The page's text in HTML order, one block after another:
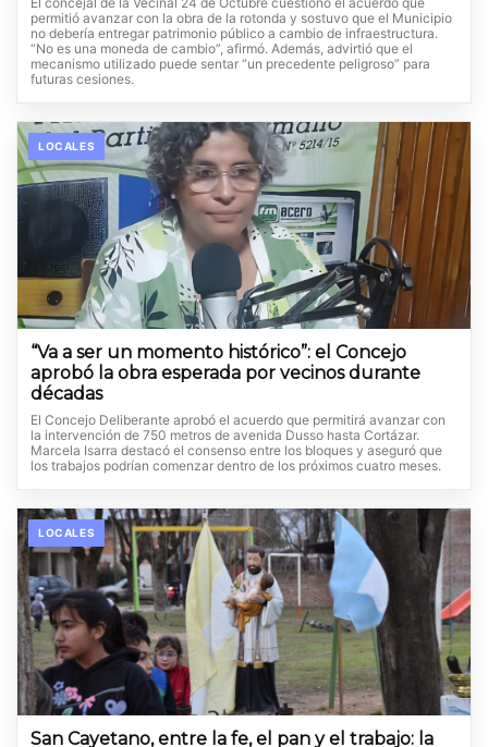
permitió avanzar con la obra de la rotonda y sostuvo que el Municipio
no debería entregar patrimonio público a cambio de infraestructura.
“No es una moneda de cambio”, afirmó. Además, advirtió que el
mecanismo utilizado puede sentar “un precedente peligroso” para
futuras cesiones.
LOCALES
“Va a ser un momento histórico”: el Concejo
aprobó la obra esperada por vecinos durante
décadas
El Concejo Deliberante aprobó el acuerdo que permitirá avanzar con
la intervención de 750 metros de avenida Dusso hasta Cortázar.
Marcela Isarra destacó el consenso entre los bloques y aseguró que
los trabajos podrían comenzar dentro de los próximos cuatro meses.
LOCALES
San Cayetano, entre la fe, el pan y el trabajo: la